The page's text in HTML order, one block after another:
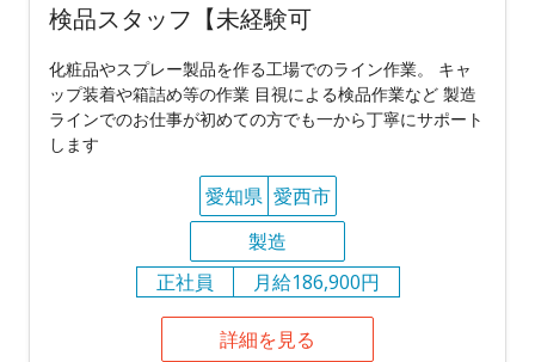
検品スタッフ【未経験可
化粧品やスプレー製品を作る工場でのライン作業。 キャ
ップ装着や箱詰め等の作業 目視による検品作業など 製造
ラインでのお仕事が初めての方でも一から丁寧にサポート
します
愛知県 愛西市
製造
正社員
月給186,900円
詳細を見る